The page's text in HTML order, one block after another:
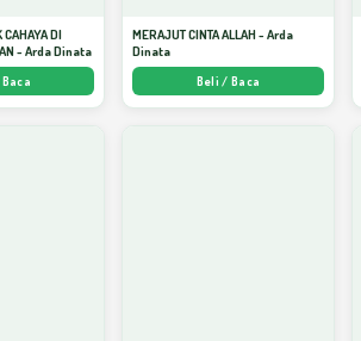
DI
- Arda Dinata
MERAJUT CINTA ALLAH - Arda
Dinata
Beli / Baca